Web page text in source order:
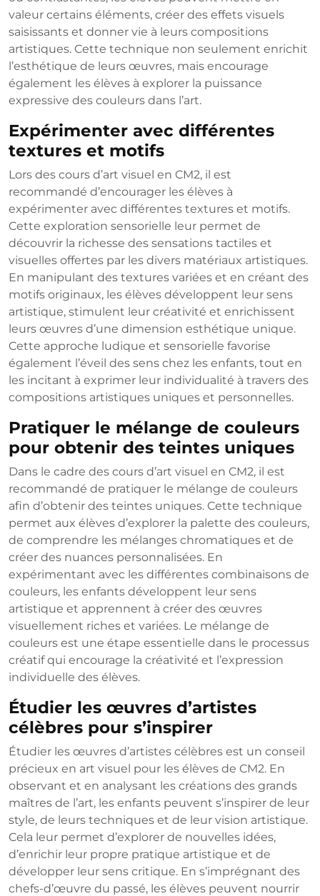
valeur certains éléments, créer des effets visuels
saisissants et donner vie à leurs compositions
artistiques. Cette technique non seulement enrichit
l’esthétique de leurs œuvres, mais encourage
également les élèves à explorer la puissance
expressive des couleurs dans l’art.
Expérimenter avec différentes
textures et motifs
Lors des cours d’art visuel en CM2, il est
recommandé d’encourager les élèves à
expérimenter avec différentes textures et motifs.
Cette exploration sensorielle leur permet de
découvrir la richesse des sensations tactiles et
visuelles offertes par les divers matériaux artistiques.
En manipulant des textures variées et en créant des
motifs originaux, les élèves développent leur sens
artistique, stimulent leur créativité et enrichissent
leurs œuvres d’une dimension esthétique unique.
Cette approche ludique et sensorielle favorise
également l’éveil des sens chez les enfants, tout en
les incitant à exprimer leur individualité à travers des
compositions artistiques uniques et personnelles.
Pratiquer le mélange de couleurs
pour obtenir des teintes uniques
Dans le cadre des cours d’art visuel en CM2, il est
recommandé de pratiquer le mélange de couleurs
afin d’obtenir des teintes uniques. Cette technique
permet aux élèves d’explorer la palette des couleurs,
de comprendre les mélanges chromatiques et de
créer des nuances personnalisées. En
expérimentant avec les différentes combinaisons de
couleurs, les enfants développent leur sens
artistique et apprennent à créer des œuvres
visuellement riches et variées. Le mélange de
couleurs est une étape essentielle dans le processus
créatif qui encourage la créativité et l’expression
individuelle des élèves.
Étudier les œuvres d’artistes
célèbres pour s’inspirer
Étudier les œuvres d’artistes célèbres est un conseil
précieux en art visuel pour les élèves de CM2. En
observant et en analysant les créations des grands
maîtres de l’art, les enfants peuvent s’inspirer de leur
style, de leurs techniques et de leur vision artistique.
Cela leur permet d’explorer de nouvelles idées,
d’enrichir leur propre pratique artistique et de
développer leur sens critique. En s’imprégnant des
chefs-d’œuvre du passé, les élèves peuvent nourrir